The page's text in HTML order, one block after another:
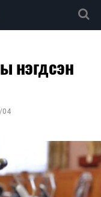
нэгдсэн
04